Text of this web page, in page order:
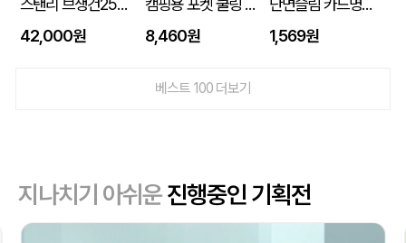
스탠리 브생건250호(스탠리 아이스플로우 플립591ml+5단 6K UV암막양우산 파우치포함)
42,000원
캠핑용 포켓 쿨링 300D PEVA 보냉 쿨링 방수백
8,460원
단면슬림 카드명함지갑
1,569원
베스트 100 더보기
지나치기 아쉬운진행중인 기획전